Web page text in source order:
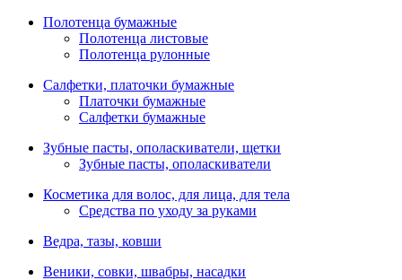
Полотенца бумажные
Полотенца листовые
Полотенца рулонные
Салфетки, платочки бумажные
Платочки бумажные
Салфетки бумажные
Зубные пасты, ополаскиватели, щетки
Зубные пасты, ополаскиватели
Косметика для волос, для лица, для тела
Средства по уходу за руками
Ведра, тазы, ковши
Веники, совки, швабры, насадки